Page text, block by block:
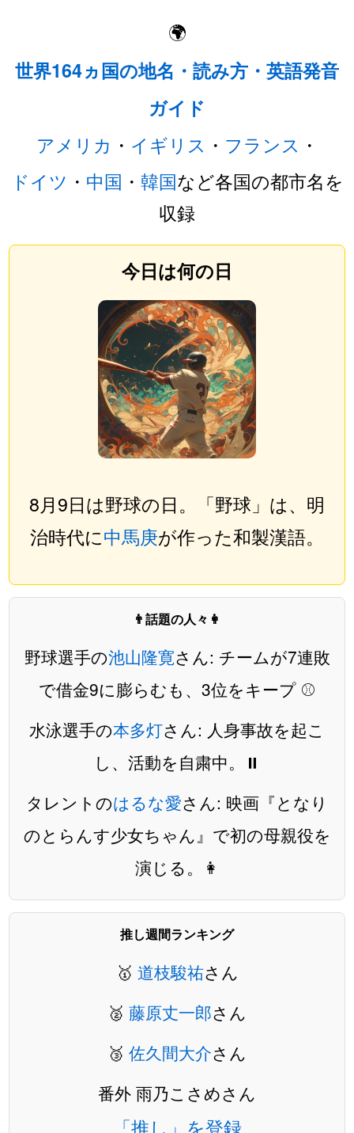
🌍
世界164ヵ国の地名・読み方・英語発音
ガイド
アメリカ ・ イギリス ・ フランス ・
ドイツ ・ 中国 ・ 韓国など各国の都市名を
収録
今日は何の日
8月9日は野球の日。「野球」は、明
治時代に中馬庚が作った和製漢語。
👨話題の人々👩
野球選手の池山隆寛さん: チームが7連敗
で借金9に膨らむも、3位をキープ ⚾️
水泳選手の本多灯さん: 人身事故を起こ
し、活動を自粛中。⏸️
タレントのはるな愛さん: 映画『となり
のとらんす少女ちゃん』で初の母親役を
演じる。👩
推し週間ランキング
🥇 道枝駿祐さん
🥈 藤原丈一郎さん
🥉 佐久間大介さん
番外 雨乃こさめさん
「推し」を登録